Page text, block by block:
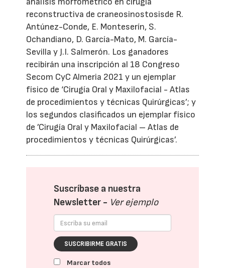
reconstructiva de craneosinostosisde R.
Antúnez-Conde, E. Monteserín, S.
Ochandiano, D. García-Mato, M. García-
Sevilla y J.I. Salmerón. Los ganadores
recibirán una inscripción al 18 Congreso
Secom CyC Almeria 2021 y un ejemplar
físico de ‘Cirugía Oral y Maxilofacial - Atlas
de procedimientos y técnicas Quirúrgicas’; y
los segundos clasificados un ejemplar físico
de ’Cirugía Oral y Maxilofacial – Atlas de
procedimientos y técnicas Quirúrgicas’.
Suscríbase a nuestra
Newsletter - Ver ejemplo
SUSCRIBIRME GRATIS
Marcar todos